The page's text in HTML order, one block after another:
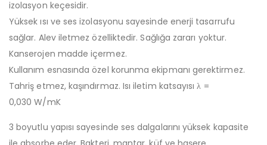
izolasyon keçesidir.
Yüksek ısı ve ses izolasyonu sayesinde enerji tasarrufu
sağlar. Alev iletmez özelliktedir. Sağlığa zararı yoktur.
Kanserojen madde içermez.
Kullanım esnasında özel korunma ekipmanı gerektirmez.
Tahriş etmez, kaşındırmaz. Isı iletim katsayısı λ =
0,030 W/mK
3 boyutlu yapısı sayesinde ses dalgalarını yüksek kapasite